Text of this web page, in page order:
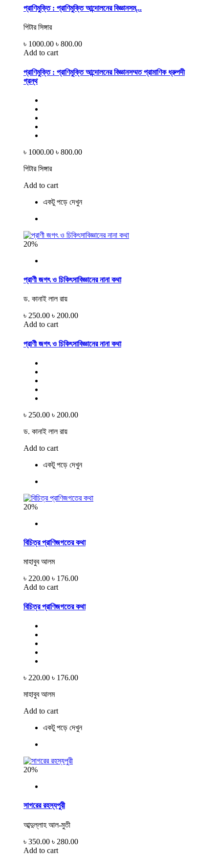
প্রাণিমুক্তি : প্রাণিমুক্তি আন্দোলনের বিজ্ঞানসম্...
পিটার সিঙ্গার
৳ 1000.00 ৳ 800.00
Add to cart
প্রাণিমুক্তি : প্রাণিমুক্তি আন্দোলনের বিজ্ঞানসম্মত প্রামাণিক ধ্রুপদী
গ্রন্থ
৳ 1000.00 ৳ 800.00
পিটার সিঙ্গার
Add to cart
একটু পড়ে দেখুন
20%
প্রাণী জগৎ ও চিকিৎসাবিজ্ঞানের নানা কথা
ড. কানাই লাল রায়
৳ 250.00 ৳ 200.00
Add to cart
প্রাণী জগৎ ও চিকিৎসাবিজ্ঞানের নানা কথা
৳ 250.00 ৳ 200.00
ড. কানাই লাল রায়
Add to cart
একটু পড়ে দেখুন
20%
বিচিত্র প্রাণিজগতের কথা
মাহাবুব আলম
৳ 220.00 ৳ 176.00
Add to cart
বিচিত্র প্রাণিজগতের কথা
৳ 220.00 ৳ 176.00
মাহাবুব আলম
Add to cart
একটু পড়ে দেখুন
20%
সাগরের রহস্যপুরী
আব্দুল্লাহ আল-মুতী
৳ 350.00 ৳ 280.00
Add to cart